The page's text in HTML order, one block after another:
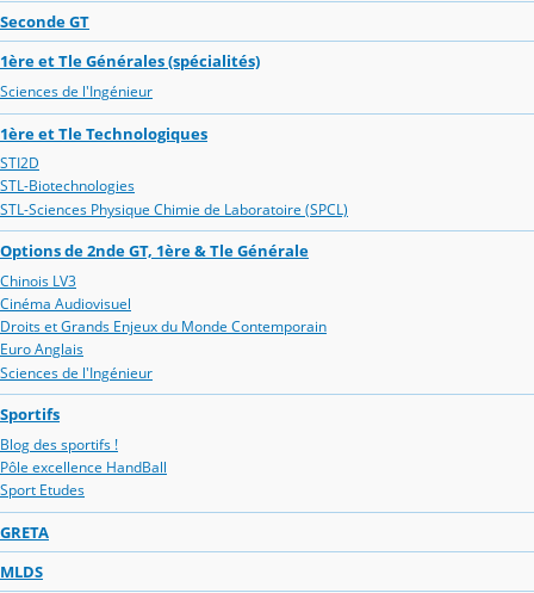
Seconde GT
1ère et Tle Générales (spécialités)
Sciences de l'Ingénieur
1ère et Tle Technologiques
STI2D
STL-Biotechnologies
STL-Sciences Physique Chimie de Laboratoire (SPCL)
Options de 2nde GT, 1ère & Tle Générale
Chinois LV3
Cinéma Audiovisuel
Droits et Grands Enjeux du Monde Contemporain
Euro Anglais
Sciences de l'Ingénieur
Sportifs
Blog des sportifs !
Pôle excellence HandBall
Sport Etudes
GRETA
MLDS